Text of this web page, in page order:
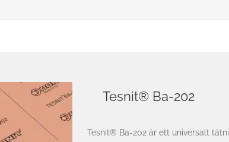
Tesnit® Ba-202
Tesnit® Ba-202 är ett universalt